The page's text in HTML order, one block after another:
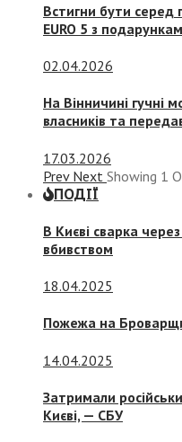
Встигни бути
EURO 5 з
02.04.2026
На Вінничині гучні
власників та
17.03.2026
Prev Next Showing 1
ПОДІЇ
В Києві сварка
вбивством
18.04.2025
Пожежа на
14.04.2025
Затримали
Києві, — СБУ